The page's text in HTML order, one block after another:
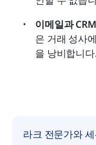
이메일과
은 거래 성사
을 낭비합니다.
라크 전문가와